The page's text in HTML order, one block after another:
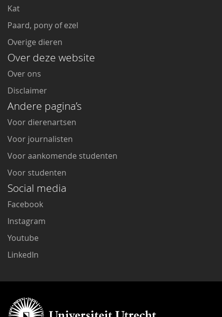
Kat
Paard, pony of ezel
Overige dieren
Over deze website
Over ons
Disclaimer
Andere pagina’s
Voor dierenartsen
Voor journalisten
Voor aankomende studenten
Voor studenten
Social media
Facebook
Instagram
Youtube
LinkedIn